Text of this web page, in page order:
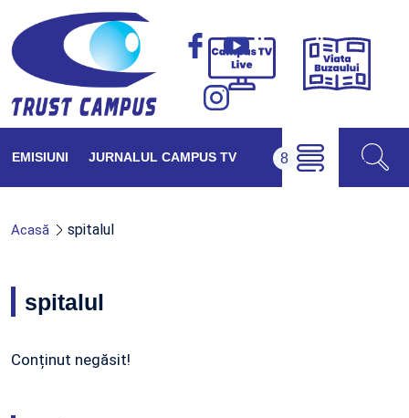
Campus
Viața
EMISIUNI JURNALUL CAMPUS TV
Acasă spitalul
spitalul
Conținut negăsit!